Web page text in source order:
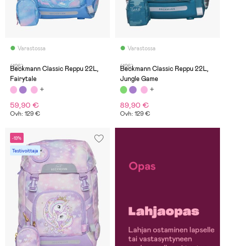
Varastossa
(126)
Beckmann Classic Reppu 22L,
Fairytale
59,90 €
Ovh: 129 €
Varastossa
(126)
Beckmann Classic Reppu 22L,
Jungle Game
89,90 €
Ovh: 129 €
-19%
Testivoittaja